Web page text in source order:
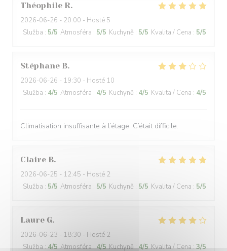
Théophile R
2026-06-26 - 20:00 - Hosté 5
Služba : 5/5 Atmosféra : 5/5 Kuchyně : 5/5 Kvalita / Cena : 5/5
Stéphane B
2026-06-26 - 19:30 - Hosté 10
Služba : 4/5 Atmosféra : 4/5 Kuchyně : 4/5 Kvalita / Cena : 4/5
Climatisation insuffisante à l’étage. C’était difficile.
Claire B
2026-06-25 - 12:45 - Hosté 2
Služba : 5/5 Atmosféra : 5/5 Kuchyně : 5/5 Kvalita / Cena : 5/5
Laure G
2026-06-23 - 18:30 - Hosté 2
Služba:4/5 Atmosféra:4/5 Kuchyně:4/5 Kvalita / Cena : 3/5